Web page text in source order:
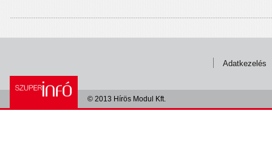
Adatkezelés
© 2013 Hírös Modul Kft.